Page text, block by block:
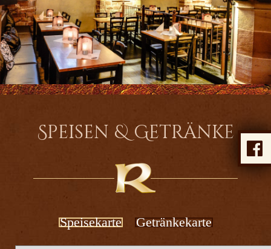
Speisen & Getränke
Speisekarte Getränkekarte